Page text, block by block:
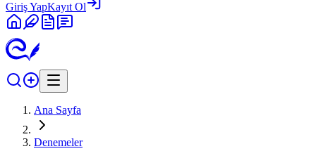
Giriş YapKayıt Ol
Ana Sayfa
Denemeler